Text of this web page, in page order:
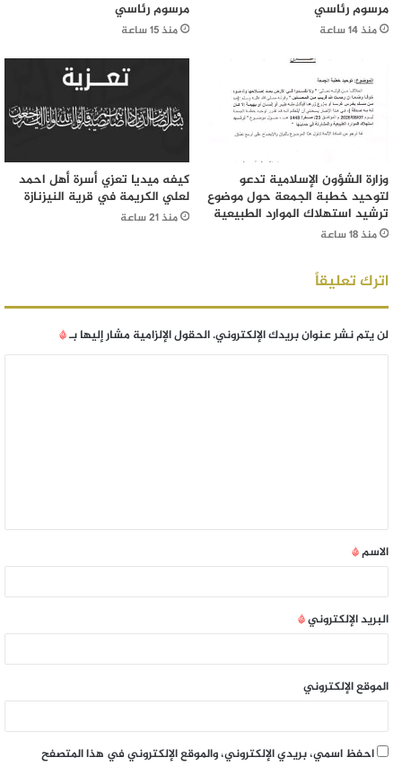
مرسوم رئاسي
منذ 14 ساعة
مرسوم رئاسي
منذ 15 ساعة
وزارة الشؤون الإسلامية تدعو
لتوحيد خطبة الجمعة حول موضوع
ترشيد استهلاك الموارد الطبيعية
منذ 18 ساعة
كيفه ميديا تعزي أسرة أهل احمد
لعلي الكريمة في قرية النيزنازة
منذ 21 ساعة
اترك تعليقاً
لن يتم نشر عنوان بريدك الإلكتروني.الحقول الإلزامية مشار إليها بـ*
الاسم*
البريد الإلكتروني*
الموقع الإلكتروني
احفظ اسمي، بريدي الإلكتروني، والموقع الإلكتروني في هذا المتصفح